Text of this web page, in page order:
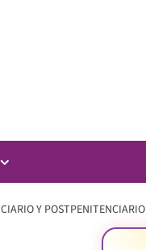
Y POSTPENITENCIARIO